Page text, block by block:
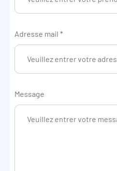
Adresse mail *
Message